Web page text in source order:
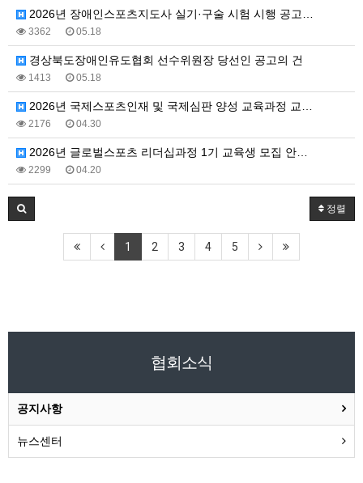
2026년 장애인스포츠지도사 실기·구술 시험 시행 공고…
3362 05.18
경상북도장애인유도협회 선수위원장 당선인 공고의 건
1413 05.18
2026년 국제스포츠인재 및 국제심판 양성 교육과정 교…
2176 04.30
2026년 글로벌스포츠 리더십과정 1기 교육생 모집 안…
2299 04.20
정렬
1 2 3 4 5
협회소식
공지사항
뉴스센터